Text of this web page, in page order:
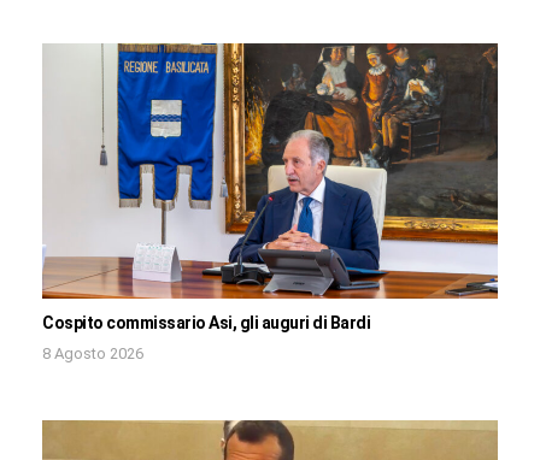
Cospito commissario Asi, gli auguri di Bardi
8 Agosto 2026